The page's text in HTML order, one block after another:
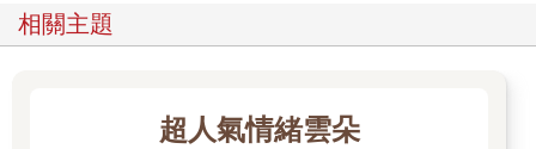
相關主題
超人氣情緒雲朵